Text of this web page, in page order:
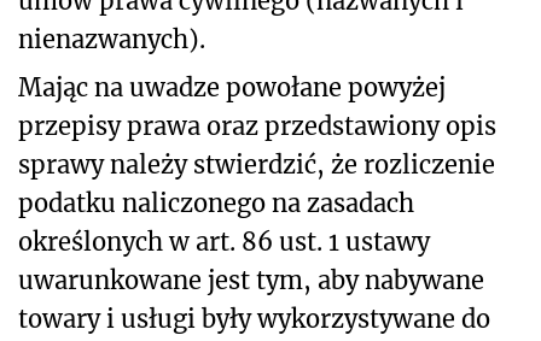
nienazwanych).
Mając na uwadze powołane powyżej
przepisy prawa oraz przedstawiony opis
sprawy należy stwierdzić, że rozliczenie
podatku naliczonego na zasadach
określonych w art. 86 ust. 1 ustawy
uwarunkowane jest tym, aby nabywane
towary i usługi były wykorzystywane do